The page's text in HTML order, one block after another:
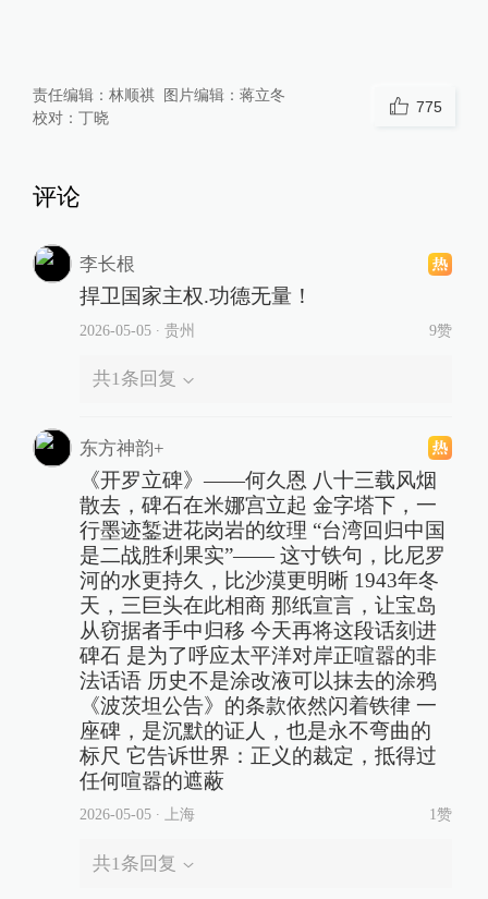
责任编辑： 林顺祺 图片编辑： 蒋立冬
校对： 丁晓
775
评论
李长根
捍卫国家主权.功德无量！
2026-05-05∙ 贵州 9赞
共1条回复
东方神韵+
《开罗立碑》——何久恩 八十三载风烟
散去，碑石在米娜宫立起 金字塔下，一
行墨迹錾进花岗岩的纹理 “台湾回归中国
是二战胜利果实”—— 这寸铁句，比尼罗
河的水更持久，比沙漠更明晰 1943年冬
天，三巨头在此相商 那纸宣言，让宝岛
从窃据者手中归移 今天再将这段话刻进
碑石 是为了呼应太平洋对岸正喧嚣的非
法话语 历史不是涂改液可以抹去的涂鸦
《波茨坦公告》的条款依然闪着铁律 一
座碑，是沉默的证人，也是永不弯曲的
标尺 它告诉世界：正义的裁定，抵得过
任何喧嚣的遮蔽
2026-05-05∙ 上海 1赞
共1条回复